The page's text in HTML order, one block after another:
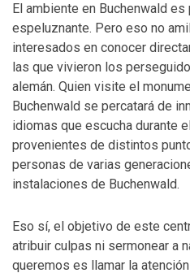
El ambiente en Buchenwald
espeluznante. Pero eso no
interesados en conocer
las que vivieron los
alemán. Quien visite el
Buchenwald se percatará de
idiomas que escucha durante
provenientes de distintos
personas de varias
instalaciones de Buchenwald.
Eso sí, el objetivo de este
atribuir culpas ni sermonear a
queremos es llamar la